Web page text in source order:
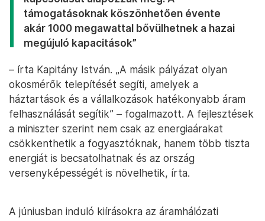
támogatásoknak köszönhetően évente
akár 1000 megawattal bővülhetnek a hazai
megújuló kapacitások”
– írta Kapitány István. „A másik pályázat olyan
okosmérők telepítését segíti, amelyek a
háztartások és a vállalkozások hatékonyabb áram
felhasználását segítik” – fogalmazott. A fejlesztések
a miniszter szerint nem csak az energiaárakat
csökkenthetik a fogyasztóknak, hanem több tiszta
energiát is becsatolhatnak és az ország
versenyképességét is növelhetik, írta.
A júniusban induló kiírásokra az áramhálózati